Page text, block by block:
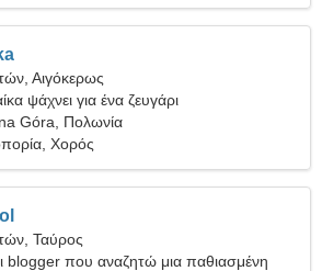
Αιγόκερως
ψάχνει για ένα ζευγάρι
Góra, Πολωνία
Χορός
Ταύρος
blogger που αναζητώ μια παθιασμένη